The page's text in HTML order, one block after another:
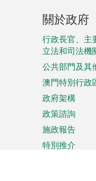
頁
腳
菜
單
關於政府
行政長官、主
立法和司法機
公共部門及其
澳門特別行政
政府架構
政策諮詢
施政報告
特別推介